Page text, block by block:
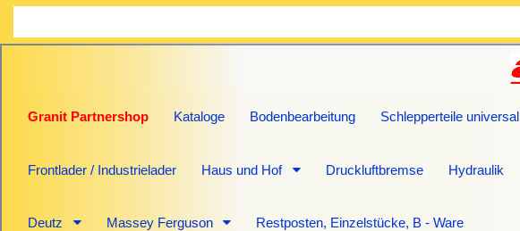
Granit Partnershop Kataloge Bodenbearbeitung Schlepperteile universal
Frontlader / Industrielader Haus und Hof Druckluftbremse Hydraulik
Deutz Massey Ferguson Restposten, Einzelstücke, B - Ware